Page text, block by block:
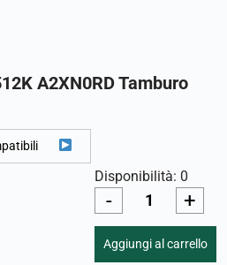
A2XN0RD Tamburo
Disponibilità: 0
- +
Aggiungi al carrello